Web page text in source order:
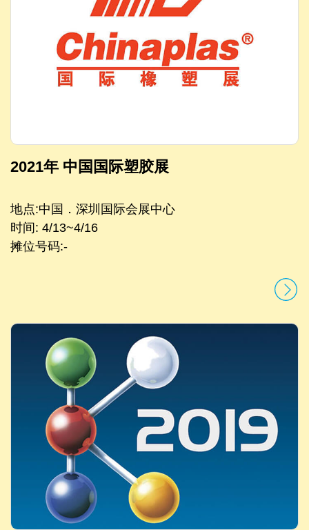
2021年 中国国际塑胶展
地点:中国．深圳国际会展中心
时间: 4/13~4/16
摊位号码:-